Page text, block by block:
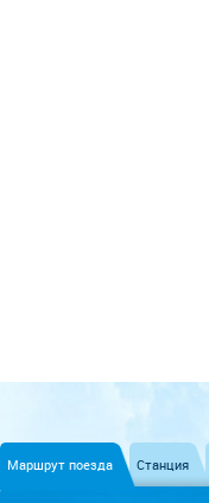
Маршрут поезда Станция